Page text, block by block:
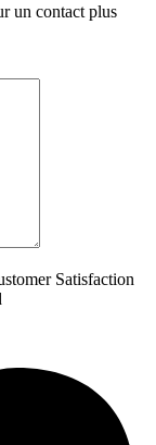
un contact plus